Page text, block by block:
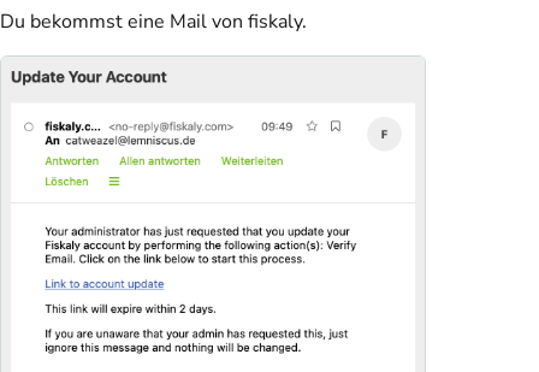
Du bekommst eine Mail von fiskaly.